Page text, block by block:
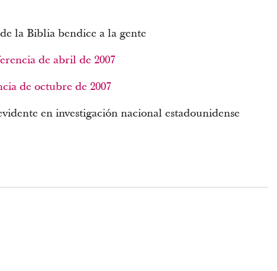
la Biblia bendice a la gente
de abril de 2007
de octubre de 2007
en investigación nacional estadounidense